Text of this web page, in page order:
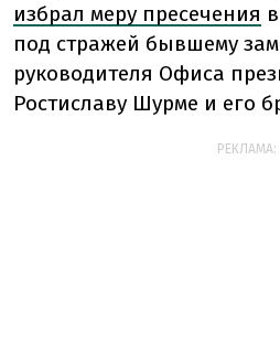
избрал меру пресечения
под стражей бывшему
руководителя Офиса
Ростиславу Шурме и его
РЕКЛАМА: